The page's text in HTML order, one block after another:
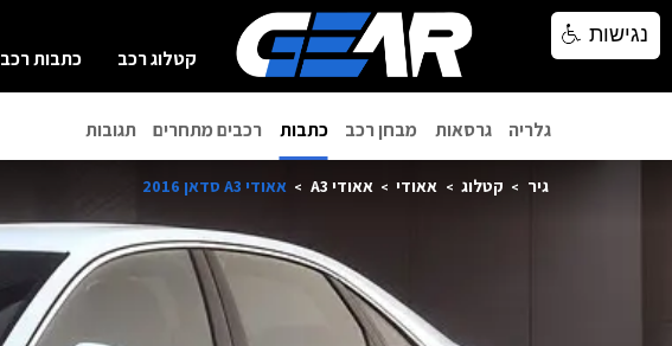
קטלוג רכב כתבות רכב
גלריה גרסאות מבחן רכב כתבות רכבים מתחרים תגובות
גיר קטלוג אאודי אאודי A3 אאודי A3 סדאן 2016
נגישות
נגישות